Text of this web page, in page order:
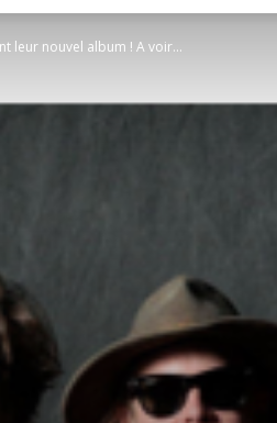
leur nouvel album ! A voir...